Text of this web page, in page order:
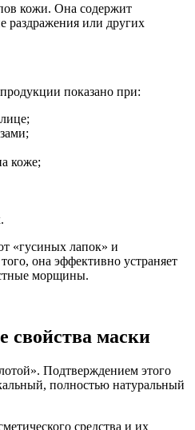
кожи. Она содержит
или других
показано при:
коже;
«гусиных лапок» и
она эффективно устраняет
морщины.
свойства маски
Подтверждением этого
полностью натуральный
средства и их